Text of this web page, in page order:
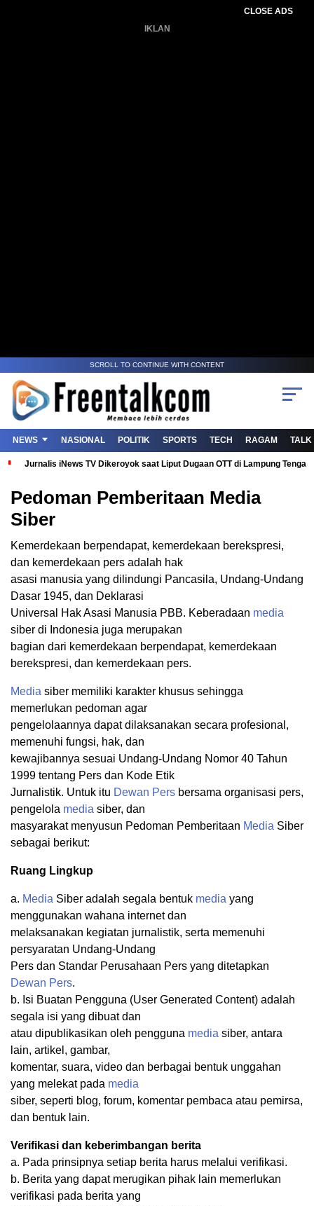
CLOSE ADS
IKLAN
SCROLL TO CONTINUE WITH CONTENT
NEWS NASIONAL POLITIK SPORTS TECH RAGAM TALK
Jurnalis iNews TV Dikeroyok saat Liput Dugaan OTT di Lampung
Pedoman Pemberitaan Media
Siber
Kemerdekaan berpendapat, kemerdekaan berekspresi,
dan kemerdekaan pers adalah hak
asasi manusia yang dilindungi Pancasila, Undang-Undang
Dasar 1945, dan Deklarasi
Universal Hak Asasi Manusia PBB. Keberadaan media
siber di Indonesia juga merupakan
bagian dari kemerdekaan berpendapat, kemerdekaan
berekspresi, dan kemerdekaan pers.
Media siber memiliki karakter khusus sehingga
memerlukan pedoman agar
pengelolaannya dapat dilaksanakan secara profesional,
memenuhi fungsi, hak, dan
kewajibannya sesuai Undang-Undang Nomor 40 Tahun
1999 tentang Pers dan Kode Etik
Jurnalistik. Untuk itu Dewan Pers bersama organisasi pers,
pengelola media siber, dan
masyarakat menyusun Pedoman Pemberitaan Media Siber
sebagai berikut:
Ruang Lingkup
a. Media Siber adalah segala bentuk media yang
menggunakan wahana internet dan
melaksanakan kegiatan jurnalistik, serta memenuhi
persyaratan Undang-Undang
Pers dan Standar Perusahaan Pers yang ditetapkan
Dewan Pers.
b. Isi Buatan Pengguna (User Generated Content) adalah
segala isi yang dibuat dan
atau dipublikasikan oleh pengguna media siber, antara
lain, artikel, gambar,
komentar, suara, video dan berbagai bentuk unggahan
yang melekat pada media
siber, seperti blog, forum, komentar pembaca atau pemirsa,
dan bentuk lain.
Verifikasi dan keberimbangan berita
a. Pada prinsipnya setiap berita harus melalui verifikasi.
b. Berita yang dapat merugikan pihak lain memerlukan
verifikasi pada berita yang